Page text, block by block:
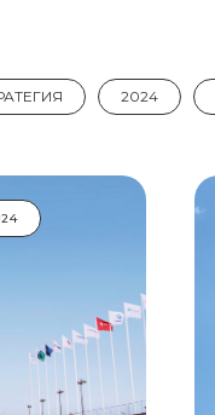
2024